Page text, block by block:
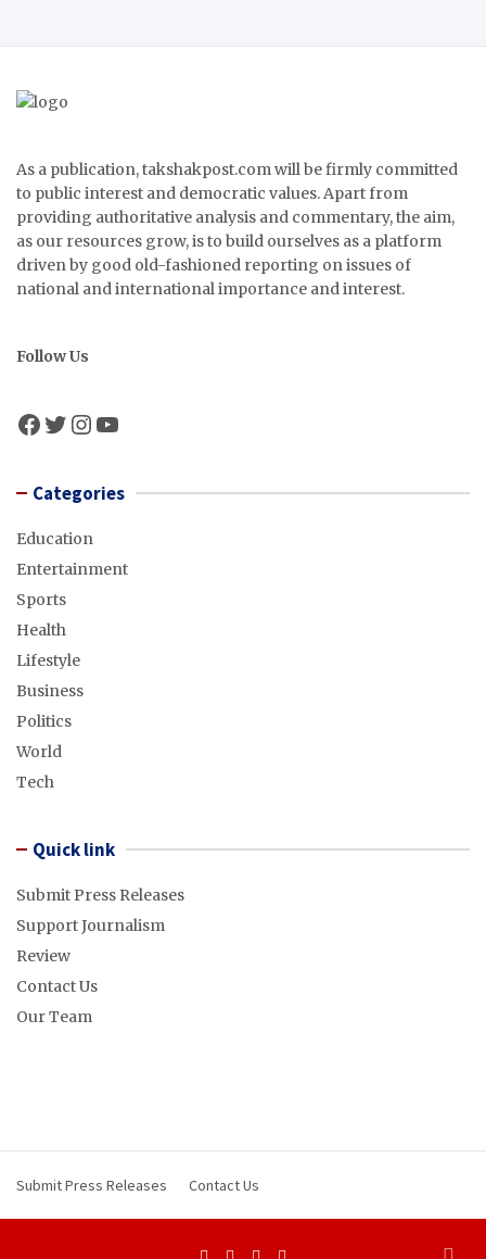
As a publication, takshakpost.com will be firmly committed
to public interest and democratic values. Apart from
providing authoritative analysis and commentary, the aim,
as our resources grow, is to build ourselves as a platform
driven by good old-fashioned reporting on issues of
national and international importance and interest.
Follow Us
Facebook
Twitter
Instagram
YouTube
Categories
Education
Entertainment
Sports
Health
Lifestyle
Business
Politics
World
Tech
Quick link
Submit Press Releases
Support Journalism
Review
Contact Us
Our Team
Submit Press Releases Contact Us